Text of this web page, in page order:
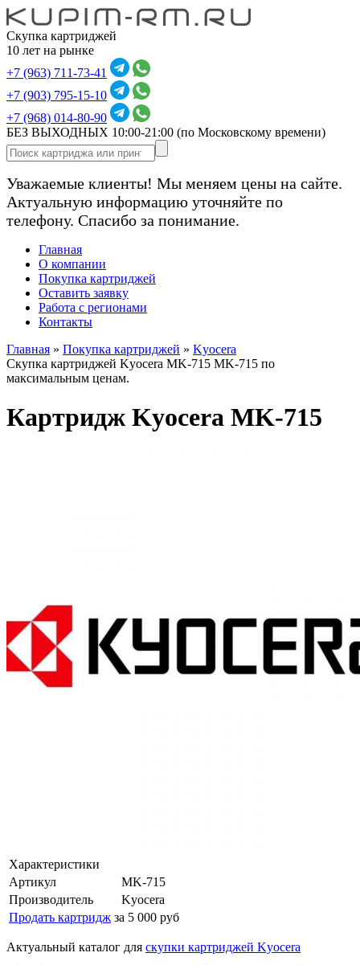
Скупка картриджей
10 лет на рынке
+7 (963) 711-73-41
+7 (903) 795-15-10
+7 (968) 014-80-90
БЕЗ ВЫХОДНЫХ 10:00-21:00 (по Московскому времени)
Уважаемые клиенты! Мы меняем цены на сайте.
Актуальную информацию уточняйте по
телефону. Спасибо за понимание.
Главная
О компании
Покупка картриджей
Оставить заявку
Работа с регионами
Контакты
Главная » Покупка картриджей » Kyocera
Скупка картриджей Kyocera MK-715 MK-715 по
максимальным ценам.
Картридж Kyocera MK-715
Характеристики
Артикул
MK-715
Производитель
Kyocera
Продать картридж за 5 000 руб
Актуальный каталог для скупки картриджей Kyocera